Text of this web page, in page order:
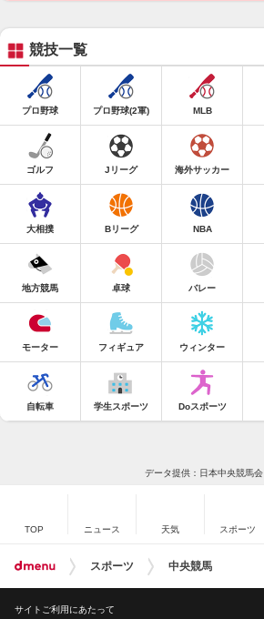
競技一覧
プロ野球 プロ野球(2軍) MLB
ゴルフ Jリーグ 海外サッカー
大相撲 Bリーグ NBA
地方競馬 卓球 バレー
モーター フィギュア ウィンター
自転車 学生スポーツ Doスポーツ
データ提供：日本中央競馬会
TOP ニュース 天気 スポーツ
スポーツ 中央競馬
サイトご利用にあたって